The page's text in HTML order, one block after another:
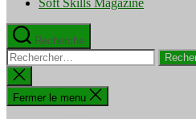
Soft Skills Magazine
Recherche
Rechercher :
Fermer
la
recherche
Fermer le menu